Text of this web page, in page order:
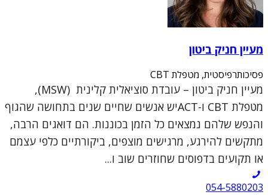
מעיין חניק ביטון
פסיכותרפיסטית, מטפלת CBT
מעיין חניק ביטון – עובדת סוציאלית קלינית (MSW),
מטפלת CBT ו-ACTיש אנשים שחיים שנים בתחושה שהגוף
והנפש שלהם נמצאים כל הזמן בכוננות. הם דואגים הרבה,
מתקשים להירגע, מרגישים מוצפים, ביקורתיים כלפי עצמם
או תקועים בדפוסים שחוזרים שוב ו...
054-5880203